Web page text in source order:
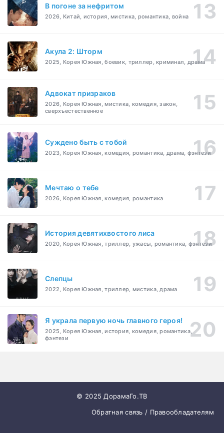
В погоне за нефритом
2026, Китай, история, мистика, романтика, война
Акула 2: Шторм
2025, Корея Южная, боевик, триллер, криминал, драма
Адвокат призраков
2026, Корея Южная, мистика, комедия, закон,
сверхъестественное
Суждено быть с тобой
2023, Корея Южная, комедия, романтика, драма, фэнтези
Мечтаю о тебе
2026, Корея Южная, комедия, романтика
История девятихвостого лиса
2020, Корея Южная, триллер, ужасы, романтика, фэнтези
Слепцы
2022, Корея Южная, триллер, мистика, драма
Я украла первую ночь главного героя!
2025, Корея Южная, история, комедия, романтика,
фэнтези
© 2025 ДорамаГо.ТВ
Обратная связь / Правообладателям